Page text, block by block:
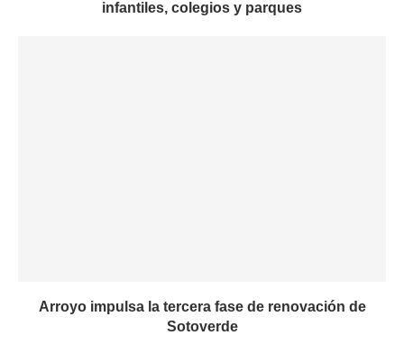
infantiles, colegios y parques
Arroyo impulsa la tercera fase de renovación de
Sotoverde